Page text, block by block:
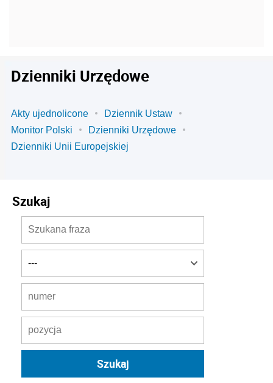
Dzienniki Urzędowe
Akty ujednolicone
Dziennik Ustaw
Monitor Polski
Dzienniki Urzędowe
Dzienniki Unii Europejskiej
Szukaj